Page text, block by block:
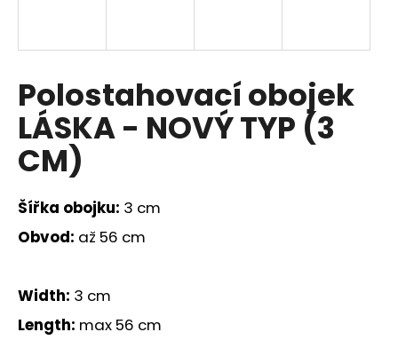
Polostahovací obojek
LÁSKA - NOVÝ TYP (3
CM)
Šířka obojku: 3 cm
Obvod: až 56 cm
Width: 3 cm
Length: max 56 cm
j
t
?
HLEDAT
o
p